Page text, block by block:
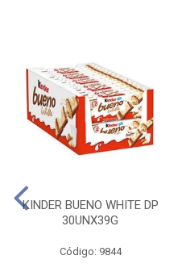
KINDER BUENO WHITE DP
30UNX39G
Código: 9844